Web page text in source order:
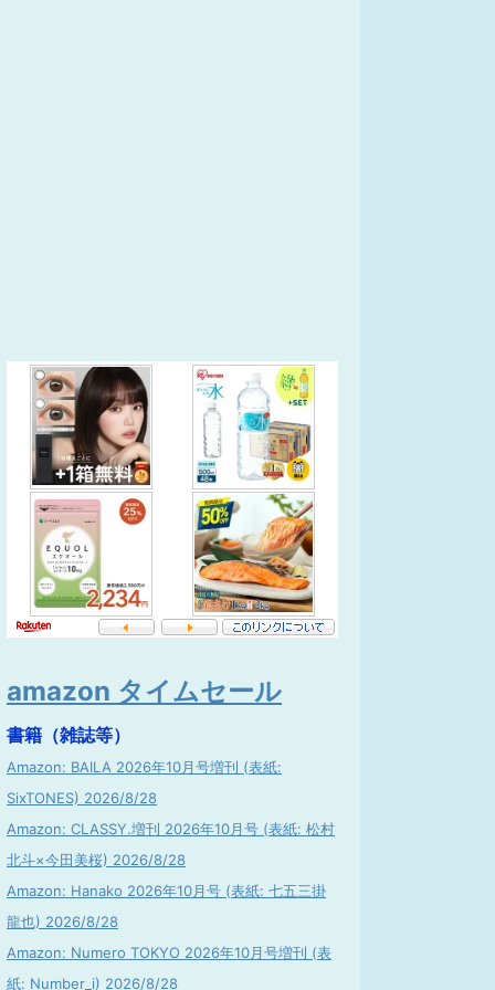
amazon タイムセール
書籍（雑誌等）
Amazon: BAILA 2026年10月号増刊 (表紙:
SixTONES) 2026/8/28
Amazon: CLASSY.増刊 2026年10月号 (表紙: 松村
北斗×今田美桜) 2026/8/28
Amazon: Hanako 2026年10月号 (表紙: 七五三掛
龍也) 2026/8/28
Amazon: Numero TOKYO 2026年10月号増刊 (表
紙: Number_i) 2026/8/28